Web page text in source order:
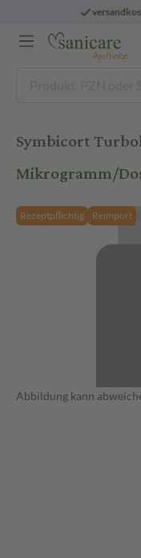
Symbicort
Mikrogramm/
Rezeptpflichtig Reimport
Abbildung kann